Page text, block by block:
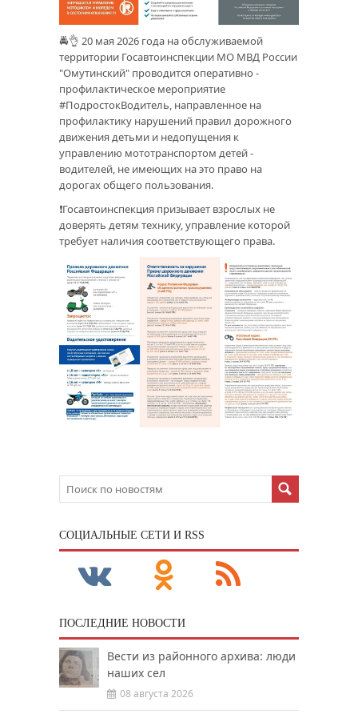
🚔👌 20 мая 2026 года на обслуживаемой
территории Госавтоинспекции МО МВД России
"Омутинский" проводится оперативно -
профилактическое мероприятие
#ПодростокВодитель, направленное на
профилактику нарушений правил дорожного
движения детьми и недопущения к
управлению мототранспортом детей -
водителей, не имеющих на это право на
дорогах общего пользования.
❗Госавтоинспекция призывает взрослых не
доверять детям технику, управление которой
требует наличия соответствующего права.
CОЦИАЛЬНЫЕ СЕТИ И RSS
ПОСЛЕДНИЕ НОВОСТИ
Вести из районного архива: люди
наших сел
08 августа 2026